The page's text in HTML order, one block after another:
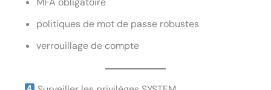
politiques de mot de passe robustes
verrouillage de compte